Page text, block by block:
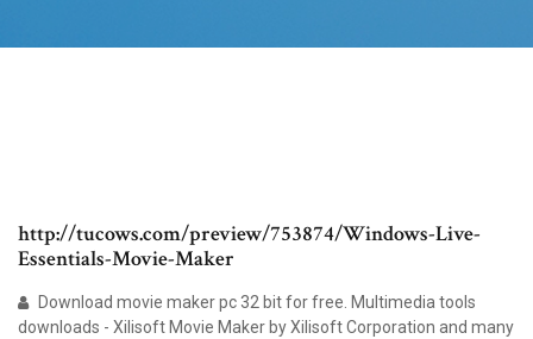
http://tucows.com/preview/753874/Windows-Live-
Essentials-Movie-Maker
Download movie maker pc 32 bit for free. Multimedia tools
downloads - Xilisoft Movie Maker by Xilisoft Corporation and many